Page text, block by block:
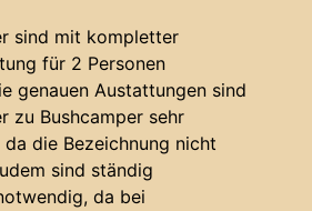
sind mit kompletter
für 2 Personen
genauen Austattungen sind
zu Bushcamper sehr
die Bezeichnung nicht
sind ständig
da bei